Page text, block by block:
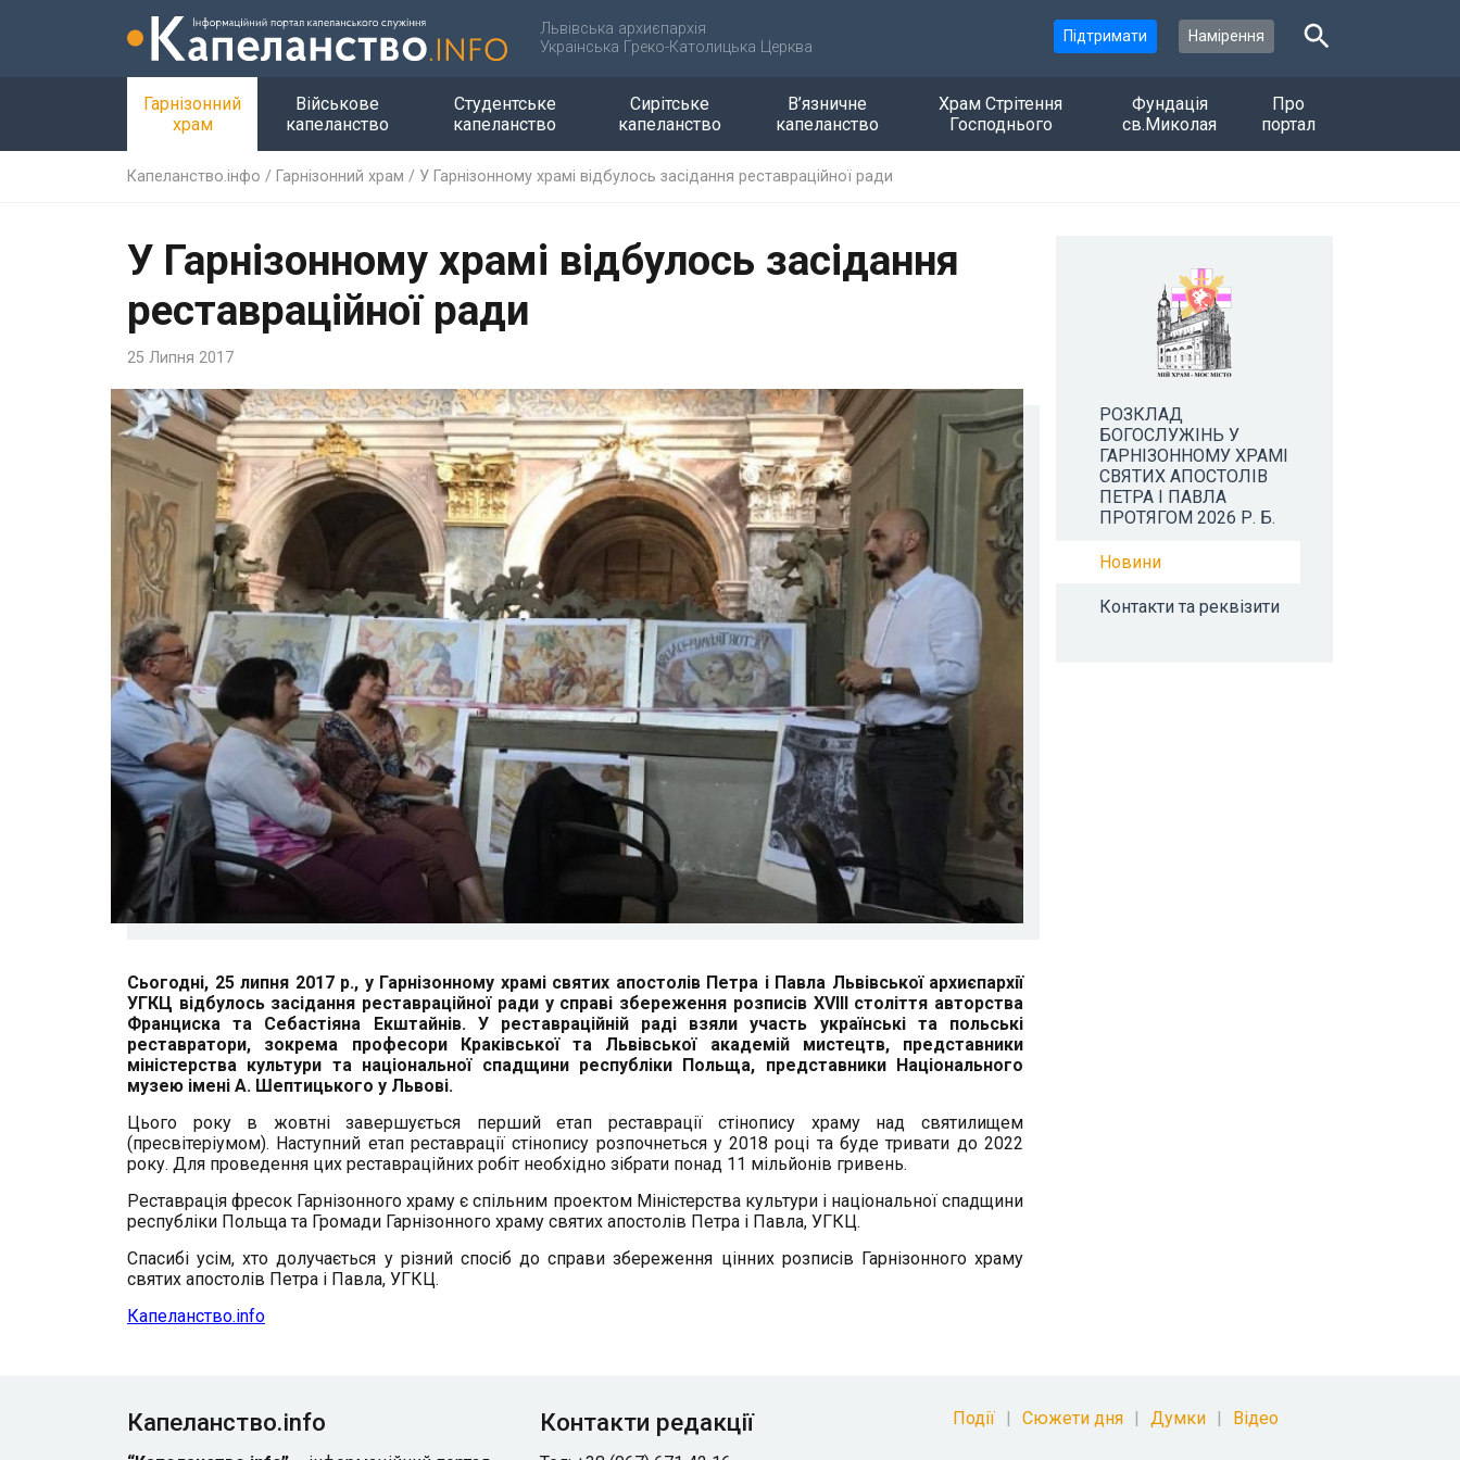
Львівська архиєпархія
Українська Греко-Католицька Церква
Підтримати Намірення
Гарнізонний
храм
Військове
капеланство
Студентське
капеланство
Сирітське
капеланство
В’язничне
капеланство
Храм Стрітення
Господнього
Фундація
св.Миколая
Про
портал
Капеланство.інфо / Гарнізонний храм / У Гарнізонному храмі відбулось засідання реставраційної ради
У Гарнізонному храмі відбулось засідання
реставраційної ради
25 Липня 2017
Сьогодні, 25 липня 2017 р., у Гарнізонному храмі святих апостолів Петра і Павла Львівської архиєпархії
УГКЦ відбулось засідання реставраційної ради у справі збереження розписів XVIIІ століття авторства
Франциска та Себастіяна Екштайнів. У реставраційній раді взяли участь українські та польські
реставратори, зокрема професори Краківської та Львівської академій мистецтв, представники
міністерства культури та національної спадщини республіки Польща, представники Національного
музею імені А. Шептицького у Львові.
Цього року в жовтні завершується перший етап реставрації стінопису храму над святилищем
(пресвітеріумом). Наступний етап реставрації стінопису розпочнеться у 2018 році та буде тривати до 2022
року. Для проведення цих реставраційних робіт необхідно зібрати понад 11 мільйонів гривень.
Реставрація фресок Гарнізонного храму є спільним проектом Міністерства культури і національної спадщини
республіки Польща та Громади Гарнізонного храму святих апостолів Петра і Павла, УГКЦ.
Спасибі усім, хто долучається у різний спосіб до справи збереження цінних розписів Гарнізонного храму
святих апостолів Петра і Павла, УГКЦ.
Капеланство.info
РОЗКЛАД
БОГОСЛУЖІНЬ У
ГАРНІЗОННОМУ ХРАМІ
СВЯТИХ АПОСТОЛІВ
ПЕТРА І ПАВЛА
ПРОТЯГОМ 2026 Р. Б.
Новини
Контакти та реквізити
Капеланство.info Контакти редакції Події Сюжети дня Думки Відео